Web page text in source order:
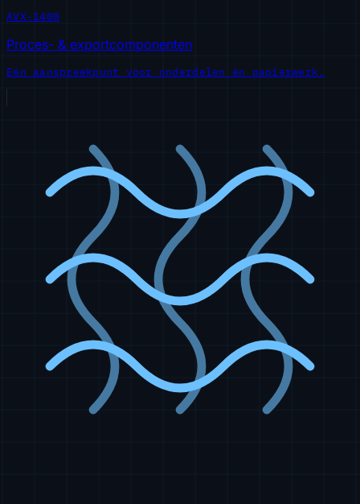
AVX-1400
Proces- & exportcomponenten
Eén aanspreekpunt voor onderdelen én papierwerk.